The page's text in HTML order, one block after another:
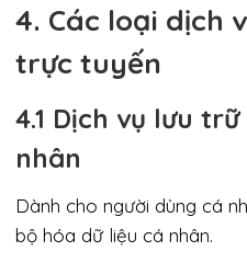
4. Các loại dịch
trực tuyến
4.1 Dịch vụ lưu
nhân
Dành cho người dùng cá
bộ hóa dữ liệu cá nhân.